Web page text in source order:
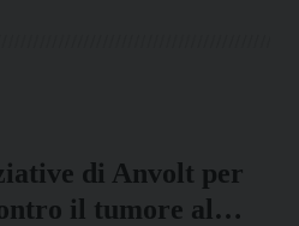
di Anvolt per
il tumore al